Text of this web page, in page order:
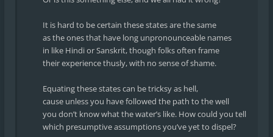
It is hard to be certain these states are the same
as the ones that have long unpronounceable names
in like Hindi or Sanskrit, though folks often frame
their experience thusly, with no sense of shame.
Equating these states can be tricksy as hell,
cause unless you have followed the path to the well
you don’t know what the water’s like. How could you tell
which presumptive assumptions you’ve yet to dispel?